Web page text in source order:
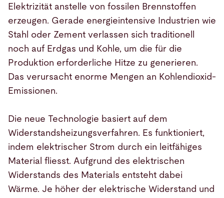
Elektrizität anstelle von fossilen Brennstoffen
erzeugen. Gerade energieintensive Industrien wie
Stahl oder Zement verlassen sich traditionell
noch auf Erdgas und Kohle, um die für die
Produktion erforderliche Hitze zu generieren.
Das verursacht enorme Mengen an Kohlendioxid-
Emissionen.
Die neue Technologie basiert auf dem
Widerstandsheizungsverfahren. Es funktioniert,
indem elektrischer Strom durch ein leitfähiges
Material fliesst. Aufgrund des elektrischen
Widerstands des Materials entsteht dabei
Wärme. Je höher der elektrische Widerstand und